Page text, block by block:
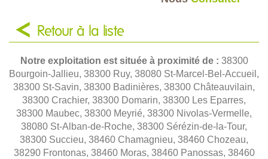
Retour à la liste
Notre exploitation est située à proximité de : 38300
Bourgoin-Jallieu, 38300 Ruy, 38080 St-Marcel-Bel-Accueil,
38300 St-Savin, 38300 Badinières, 38300 Châteauvilain,
38300 Crachier, 38300 Domarin, 38300 Les Eparres,
38300 Maubec, 38300 Meyrié, 38300 Nivolas-Vermelle,
38080 St-Alban-de-Roche, 38300 Sérézin-de-la-Tour,
38300 Succieu, 38460 Chamagnieu, 38460 Chozeau,
38290 Frontonas, 38460 Moras, 38460 Panossas, 38460